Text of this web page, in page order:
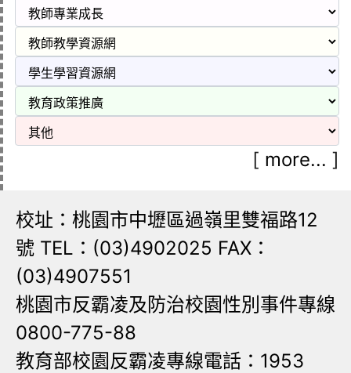
[ more... ]
校址：桃園市中壢區過嶺里雙福路12
號 TEL：(03)4902025 FAX：
(03)4907551
桃園市反霸凌及防治校園性別事件專線
0800-775-88
教育部校園反霸凌專線電話：1953